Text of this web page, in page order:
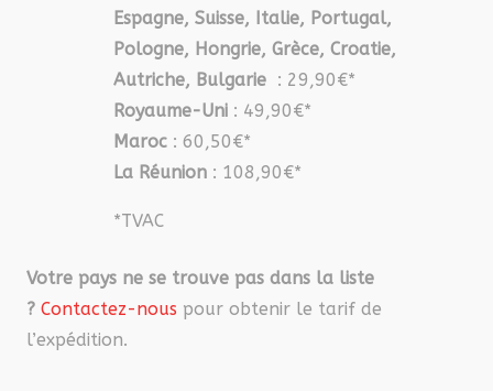
Espagne, Suisse, Italie, Portugal,
Pologne, Hongrie, Grèce, Croatie,
Autriche, Bulgarie : 29,90€*
Royaume-Uni : 49,90€*
Maroc : 60,50€*
La Réunion : 108,90€*
*TVAC
Votre pays ne se trouve pas dans la liste
? Contactez-nous pour obtenir le tarif de
l’expédition.